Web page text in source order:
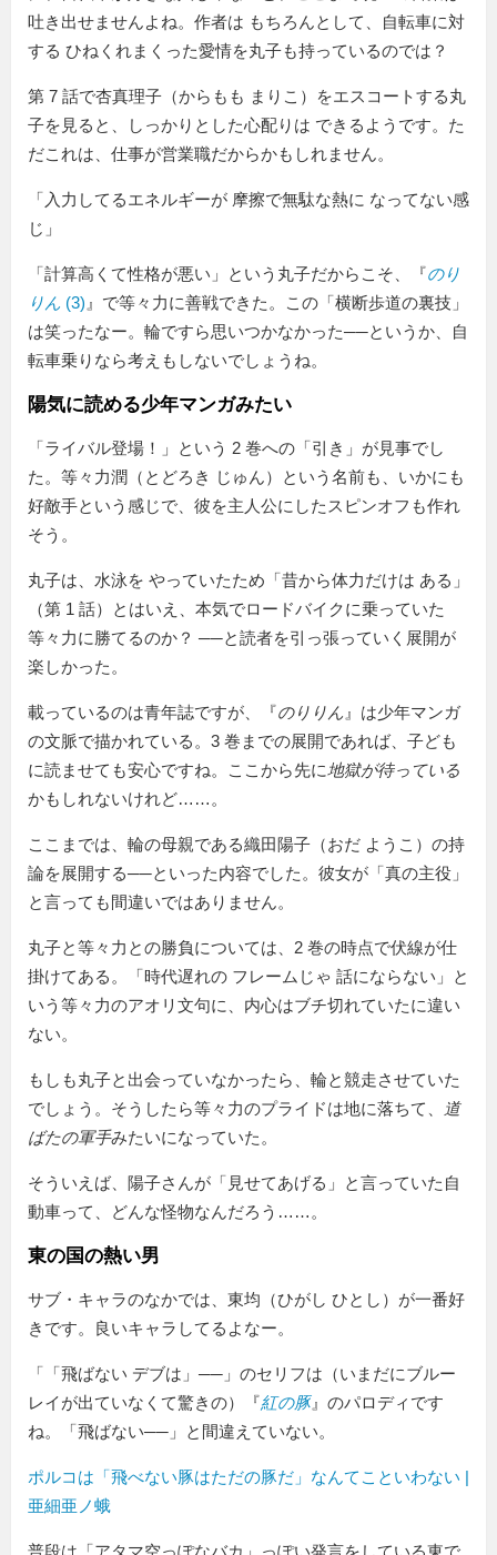
吐き出せませんよね。作者は もちろんとして、自転車に対
する ひねくれまくった愛情を丸子も持っているのでは？
第 7 話で杏真理子（からもも まりこ）をエスコートする丸
子を見ると、しっかりとした心配りは できるようです。た
だこれは、仕事が営業職だからかもしれません。
入力してるエネルギーが 摩擦で無駄な熱に なってない感
じ
「計算高くて性格が悪い」という丸子だからこそ、『のり
りん (3) 』で等々力に善戦できた。この「横断歩道の裏技」
は笑ったなー。輪ですら思いつかなかった──というか、自
転車乗りなら考えもしないでしょうね。
陽気に読める少年マンガみたい
「ライバル登場！」という 2 巻への「引き」が見事でし
た。等々力潤（とどろき じゅん）という名前も、いかにも
好敵手という感じで、彼を主人公にしたスピンオフも作れ
そう。
丸子は、水泳を やっていたため
昔から体力だけは ある
（第 1 話）とはいえ、本気でロードバイクに乗っていた
等々力に勝てるのか？ ──と読者を引っ張っていく展開が
楽しかった。
載っているのは青年誌ですが、『のりりん 』は少年マンガ
の文脈で描かれている。3 巻までの展開であれば、子ども
に読ませても安心ですね。ここから先に地獄が待っている
かもしれないけれど……。
ここまでは、輪の母親である織田陽子（おだ ようこ）の持
論を展開する──といった内容でした。彼女が「真の主役」
と言っても間違いではありません。
丸子と等々力との勝負については、2 巻の時点で伏線が仕
掛けてある。
時代遅れの フレームじゃ 話にならない
と
いう等々力のアオリ文句に、内心はブチ切れていたに違い
ない。
もしも丸子と出会っていなかったら、輪と競走させていた
でしょう。そうしたら等々力のプライドは地に落ちて、
道
ばたの軍手みたいになっていた。
そういえば、陽子さんが 見せてあげる
と言っていた自
動車って、どんな怪物なんだろう……。
東の国の熱い男
サブ・キャラのなかでは、東均（ひがし ひとし）が一番好
きです。良いキャラしてるよなー。
「 飛ばない デブは
──」のセリフは（いまだにブルー
レイが出ていなくて驚きの）『紅の豚』のパロディです
ね。「飛ばない──」と間違えていない。
ポルコは「飛べない豚はただの豚だ」なんてこといわない |
亜細亜ノ蛾